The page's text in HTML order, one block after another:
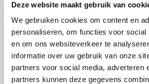
Deze website maakt gebruik van
We gebruiken cookies om content en
personaliseren, om functies voor social
en om ons websiteverkeer te
informatie over uw gebruik van onze
partners voor social media, adverteren
partners kunnen deze gegevens
Tessa
Fijn bandje, mooie kleur, maakt van mijn
een veel stijlvoller horloge. Bandjes zitten
Lees meer